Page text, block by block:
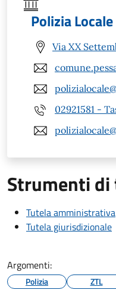
Polizia Locale
Via XX
02921581 -
Strumenti
Tutela amministrativa
Tutela giurisdizionale
Argomenti:
Polizia ZTL